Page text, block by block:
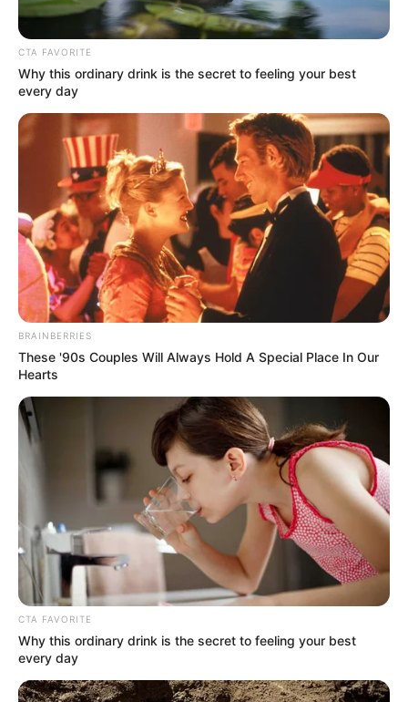
INSPIRASI
Wajib Tahu, 10 Spesies
CTA FAVORITE
Why this ordinary drink is the secret to feeling your best
every day
BRAINBERRIES
These '90s Couples Will Always Hold A Special Place In Our
Hearts
CTA FAVORITE
Why this ordinary drink is the secret to feeling your best
every day